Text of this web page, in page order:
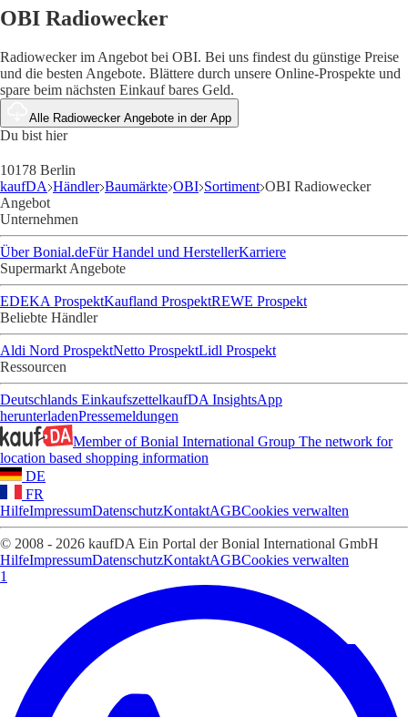
OBI Radiowecker
Radiowecker im Angebot bei OBI. Bei uns findest du günstige Preise
und die besten Angebote. Blättere durch unsere Online-Prospekte und
spare beim nächsten Einkauf bares Geld.
Alle Radiowecker Angebote in der App
Du bist hier
10178 Berlin
kaufDA Händler Baumärkte OBI Sortiment OBI Radiowecker
Angebot
Unternehmen
Über Bonial.deFür Handel und HerstellerKarriere
Supermarkt Angebote
EDEKA ProspektKaufland ProspektREWE Prospekt
Beliebte Händler
Aldi Nord ProspektNetto ProspektLidl Prospekt
Ressourcen
Deutschlands EinkaufszettelkaufDA InsightsApp
herunterladenPressemeldungen
Member of Bonial International Group The network for
location based shopping information
DE
FR
HilfeImpressumDatenschutzKontaktAGBCookies verwalten
© 2008 - 2026 kaufDA Ein Portal der Bonial International GmbH
HilfeImpressumDatenschutzKontaktAGBCookies verwalten
1